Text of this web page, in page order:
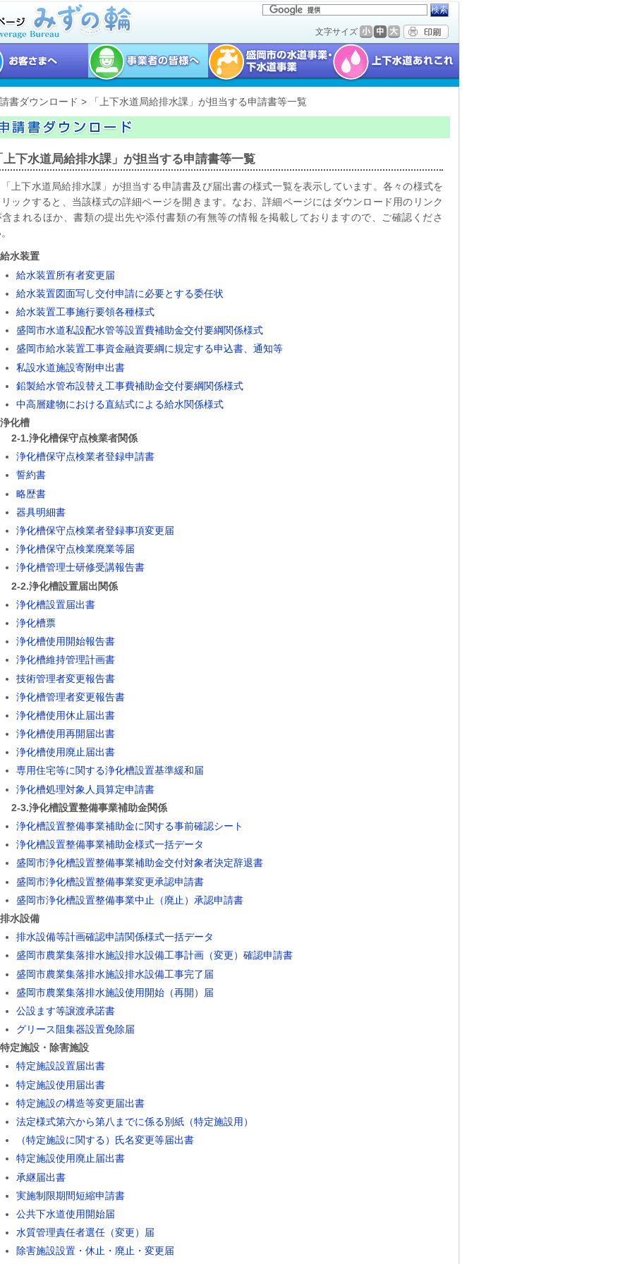
文字サイズ
書ダウンロード > 「上下水道局給排水課」が担当する申請書等一覧
上下水道局給排水課」が担当する申請書等一覧
「上下水道局給排水課」が担当する申請書及び届出書の様式一覧を表示しています。各々の様式を
ックすると、当該様式の詳細ページを開きます。なお、詳細ページにはダウンロード用のリンク
まれるほか、書類の提出先や添付書類の有無等の情報を掲載しておりますので、ご確認くださ
水装置
給水装置所有者変更届
給水装置図面写し交付申請に必要とする委任状
給水装置工事施行要領各種様式
盛岡市水道私設配水管等設置費補助金交付要綱関係様式
盛岡市給水装置工事資金融資要綱に規定する申込書、通知等
私設水道施設寄附申出書
鉛製給水管布設替え工事費補助金交付要綱関係様式
中高層建物における直結式による給水関係様式
化槽
浄化槽保守点検業者関係
浄化槽保守点検業者登録申請書
誓約書
略歴書
器具明細書
浄化槽保守点検業者登録事項変更届
浄化槽保守点検業廃業等届
浄化槽管理士研修受講報告書
2.浄化槽設置届出関係
浄化槽設置届出書
浄化槽票
浄化槽使用開始報告書
浄化槽維持管理計画書
技術管理者変更報告書
浄化槽管理者変更報告書
浄化槽使用休止届出書
浄化槽使用再開届出書
浄化槽使用廃止届出書
専用住宅等に関する浄化槽設置基準緩和届
浄化槽処理対象人員算定申請書
浄化槽設置整備事業補助金関係
浄化槽設置整備事業補助金に関する事前確認シート
浄化槽設置整備事業補助金様式一括データ
盛岡市浄化槽設置整備事業補助金交付対象者決定辞退書
盛岡市浄化槽設置整備事業変更承認申請書
盛岡市浄化槽設置整備事業中止（廃止）承認申請書
水設備
排水設備等計画確認申請関係様式一括データ
盛岡市農業集落排水施設排水設備工事計画（変更）確認申請書
盛岡市農業集落排水施設排水設備工事完了届
盛岡市農業集落排水施設使用開始（再開）届
公設ます等譲渡承諾書
グリース阻集器設置免除届
定施設・除害施設
特定施設設置届出書
特定施設使用届出書
特定施設の構造等変更届出書
法定様式第六から第八までに係る別紙（特定施設用）
（特定施設に関する）氏名変更等届出書
特定施設使用廃止届出書
承継届出書
実施制限期間短縮申請書
公共下水道使用開始届
水質管理責任者選任（変更）届
除害施設設置・休止・廃止・変更届